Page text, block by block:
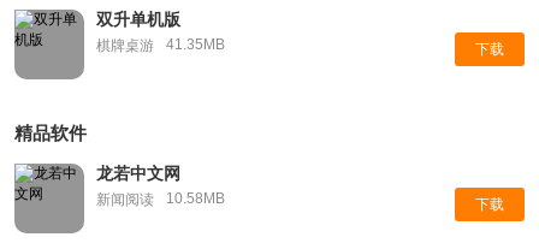
双升单机版
棋牌桌游 41.35MB 下载
精品软件
龙若中文网
新闻阅读 10.58MB 下载